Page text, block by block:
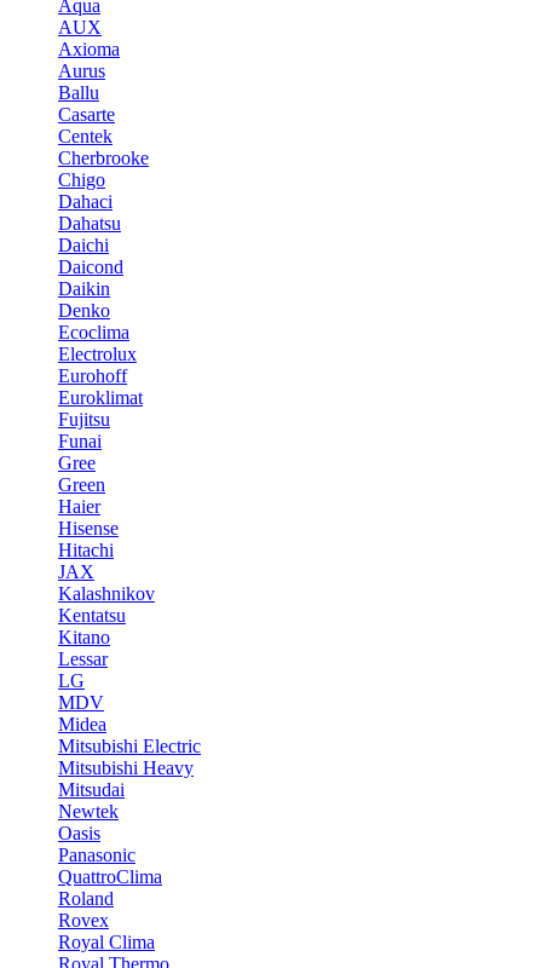
Aqua
AUX
Axioma
Aurus
Ballu
Casarte
Centek
Cherbrooke
Chigo
Dahaci
Dahatsu
Daichi
Daicond
Daikin
Denko
Ecoclima
Electrolux
Eurohoff
Euroklimat
Fujitsu
Funai
Gree
Green
Haier
Hisense
Hitachi
JAX
Kalashnikov
Kentatsu
Kitano
Lessar
LG
MDV
Midea
Mitsubishi Electric
Mitsubishi Heavy
Mitsudai
Newtek
Oasis
Panasonic
QuattroClima
Roland
Rovex
Royal Clima
Royal Thermo